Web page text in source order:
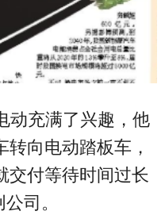
动充满了兴趣，他
向电动踏板车，
交付等待时间过长
司。